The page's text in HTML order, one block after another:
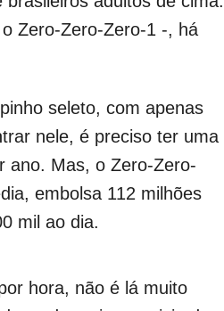
Zero-Zero-Zero-1 -, há
seleto, com apenas
nele, é preciso ter uma
ano. Mas, o Zero-Zero-
embolsa 112 milhões
mil ao dia.
hora, não é lá muito